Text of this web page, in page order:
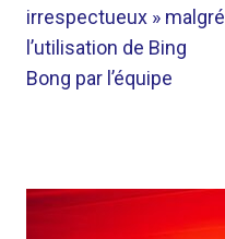
irrespectueux » malgré
l’utilisation de Bing
Bong par l’équipe